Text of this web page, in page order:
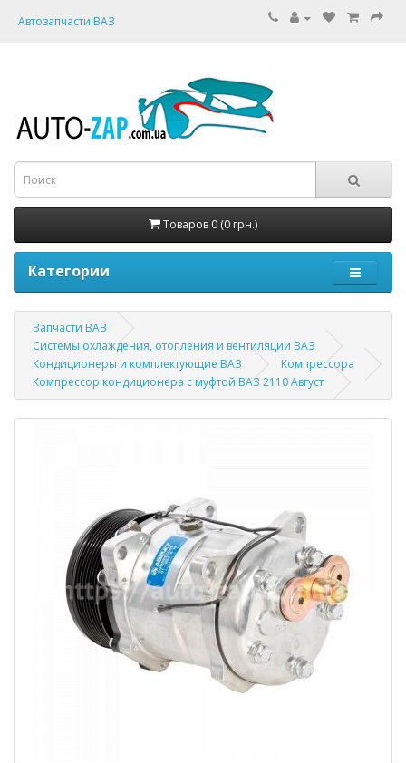
Автозапчасти ВАЗ
Товаров 0 (0 грн.)
Категории
Запчасти ВАЗ
Системы охлаждения, отопления и вентиляции ВАЗ
Кондиционеры и комплектующие ВАЗ
Компрессора
Компрессор кондиционера с муфтой ВАЗ 2110 Август